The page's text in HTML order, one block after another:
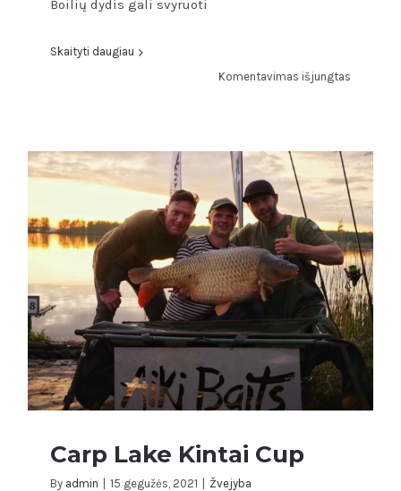
Boilių dydis gali svyruoti
Skaityti daugiau
Komentavimas išjungtas
Kaip
išsirinkti
sau
Carp Lake Kintai Cup
By admin | 15 gegužės, 2021 | Žvejyba